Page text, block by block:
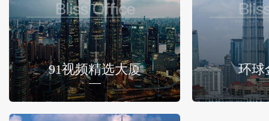
91视频精选大厦 环球